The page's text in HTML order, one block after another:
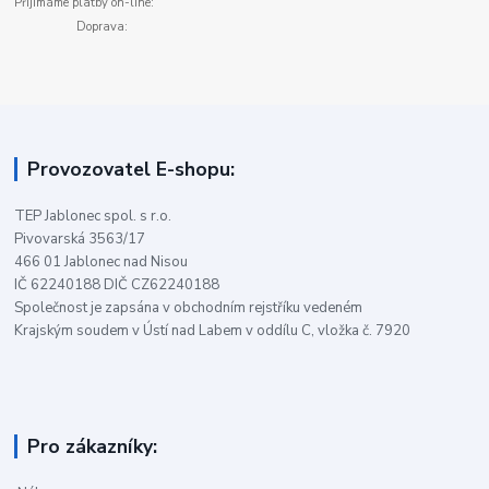
Doprava:
Provozovatel E-shopu:
TEP Jablonec spol. s r.o.
Pivovarská 3563/17
466 01 Jablonec nad Nisou
IČ 62240188 DIČ CZ62240188
Společnost je zapsána v obchodním rejstříku vedeném
Krajským soudem v Ústí nad Labem v oddílu C, vložka č. 7920
Pro zákazníky: